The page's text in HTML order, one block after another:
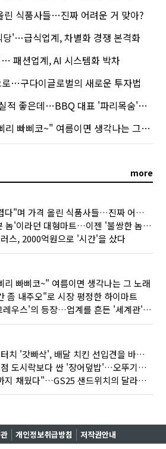
식품사들…진짜 어려운 거 맞아?
당'…급식업계, 차별화 경쟁 본격화
패션업계, AI 시스템화 박차
…구다이글로벌의 새로운 투자법
좋은데…BBQ 대표 '파리목숨'된 이유
빠삐코~" 여름이면 생각나는 그 노래
more
"어렵다"며 가격 올린 식품사들…진짜 어려운 거 맞아?
'나쁜 놈'이라던 대형마트…이젠 '불쌍한 놈' 됐다
스, 2000억원으로 '시간'을 샀다
리 빠삐코~" 여름이면 생각나는 그 노래
좀 내주오"로 시장 평정한 하이마트
'빙그레우스'의 등장…업계를 흔든 '세계관' 마케팅
맘스터치 '갓빠삭', 배달 치킨 선입견을 바꿨다
편의점 도시락보다 싼 '장어덮밥'…오뚜기가 해냈다
"끝까지 채웠다"…GS25 샌드위치의 달라진 '속'사정
개인정보취급방침 저작권안내